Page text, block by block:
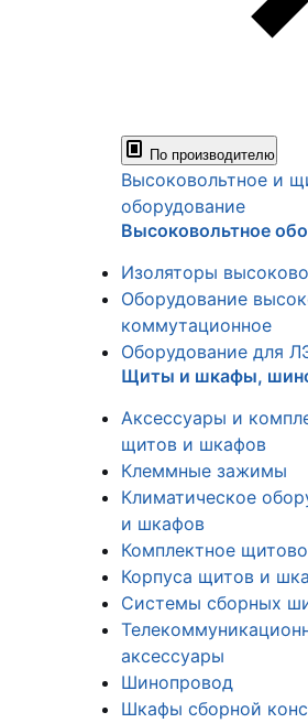
По производителю
Высоковольтное и
оборудование
Высоковольтное
Изоляторы
Оборудование
коммутационное
Оборудование для
Щиты и шкафы,
Аксессуары и
щитов и шкафов
Клеммные зажимы
Климатическое
и шкафов
Комплектное
Корпуса щитов и
Системы сборных
аксессуары
Шинопровод
Шкафы сборной